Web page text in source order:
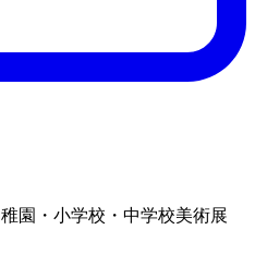
園・小学校・中学校美術展